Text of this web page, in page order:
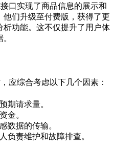
口实现了商品信息的展示和
们升级至付费版，获得了更
功能。这不仅提升了用户体
应综合考虑以下几个因素：
期请求量。
金。
数据的传输。
负责维护和故障排查。